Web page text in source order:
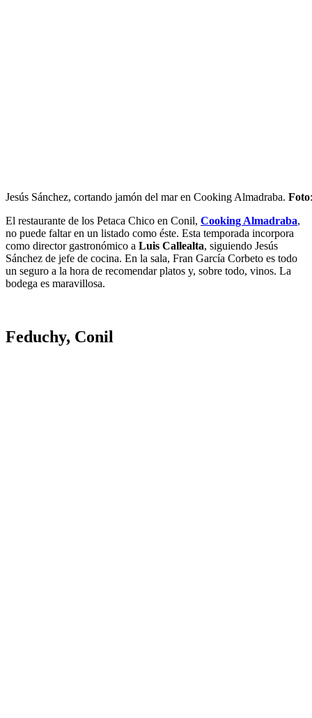
Jesús Sánchez, cortando jamón del mar en Cooking Almadraba. Foto
El restaurante de los Petaca Chico en Conil, Cooking Almadraba,
no puede faltar en un listado como éste. Esta temporada incorpora
como director gastronómico a Luis Callealta, siguiendo Jesús
Sánchez de jefe de cocina. En la sala, Fran García Corbeto es todo
un seguro a la hora de recomendar platos y, sobre todo, vinos. La
bodega es maravillosa.
Feduchy, Conil